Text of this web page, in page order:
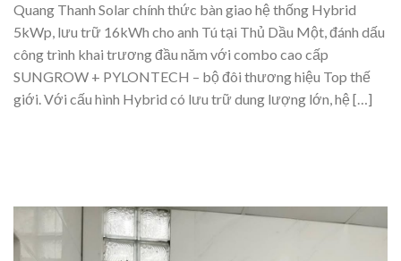
Quang Thanh Solar chính thức bàn giao hệ thống Hybrid
5kWp, lưu trữ 16kWh cho anh Tú tại Thủ Dầu Một, đánh dấu
công trình khai trương đầu năm với combo cao cấp
SUNGROW + PYLONTECH – bộ đôi thương hiệu Top thế
giới. Với cấu hình Hybrid có lưu trữ dung lượng lớn, hệ […]